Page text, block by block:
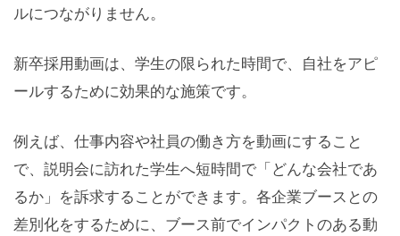
ルにつながりません。
新卒採用動画は、学生の限られた時間で、自社をアピ
ールするために効果的な施策です。
例えば、仕事内容や社員の働き方を動画にすること
で、説明会に訪れた学生へ短時間で「どんな会社であ
るか」を訴求することができます。各企業ブースとの
差別化をするために、ブース前でインパクトのある動